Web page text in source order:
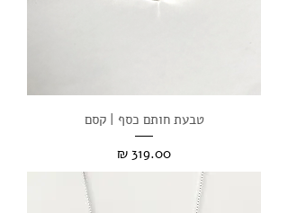
טבעת חותם כסף | קסם
מחיר